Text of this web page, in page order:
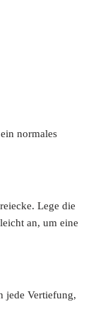
normales
Lege die
an, um eine
jede Vertiefung,